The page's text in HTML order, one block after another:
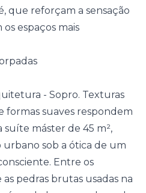
que reforçam a sensação
espaços mais